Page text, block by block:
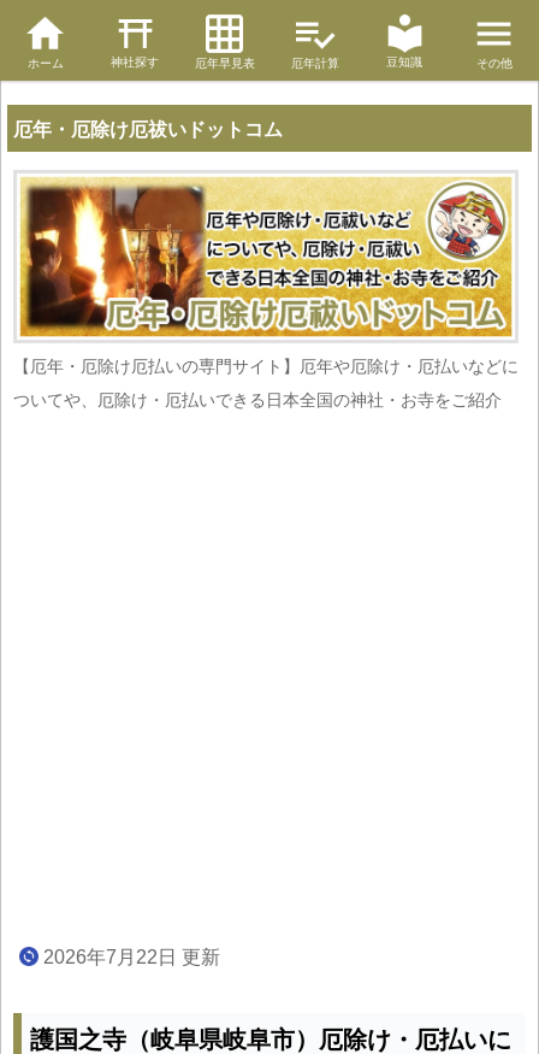
ホーム 神社探す 厄年早見表 厄年計算 豆知識 その他
厄年・厄除け厄祓いドットコム
【厄年・厄除け厄払いの専門サイト】厄年や厄除け・厄払いなどに
ついてや、厄除け・厄払いできる日本全国の神社・お寺をご紹介
2026年7月22日 更新
護国之寺（岐阜県岐阜市）厄除け・厄払いに